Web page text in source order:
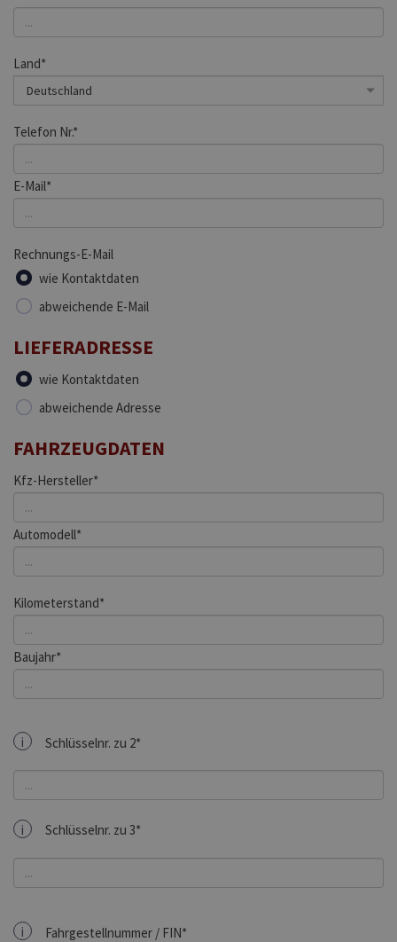
Land*
Telefon Nr.*
E-Mail*
Rechnungs-E-Mail
wie Kontaktdaten
abweichende E-Mail
LIEFERADRESSE
wie Kontaktdaten
abweichende Adresse
FAHRZEUGDATEN
Kfz-Hersteller*
Automodell*
Kilometerstand*
Baujahr*
i Schlüsselnr. zu 2*
i Schlüsselnr. zu 3*
i Fahrgestellnummer / FIN*